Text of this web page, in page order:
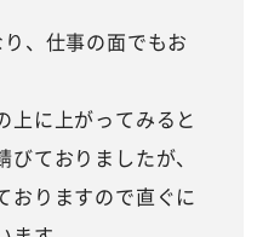
、仕事の面でもお
上に上がってみると
ておりましたが、
おりますので直ぐに